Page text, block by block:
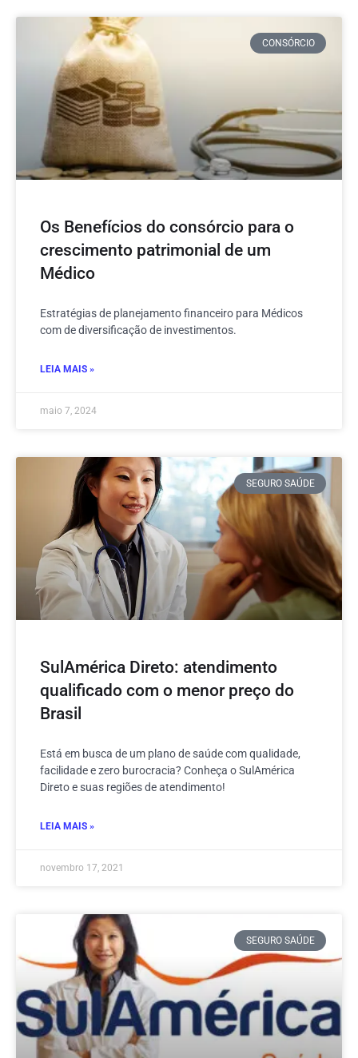
CONSÓRCIO
Os Benefícios do consórcio para o
crescimento patrimonial de um
Médico
Estratégias de planejamento financeiro para Médicos
com de diversificação de investimentos.
LEIA MAIS »
maio 7, 2024
SEGURO SAÚDE
SulAmérica Direto: atendimento
qualificado com o menor preço do
Brasil
Está em busca de um plano de saúde com qualidade,
facilidade e zero burocracia? Conheça o SulAmérica
Direto e suas regiões de atendimento!
LEIA MAIS »
novembro 17, 2021
SEGURO SAÚDE